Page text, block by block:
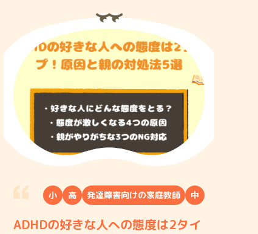
小 高 発達障害向けの家庭教師 中
ADHDの好きな人への態度は2タイ